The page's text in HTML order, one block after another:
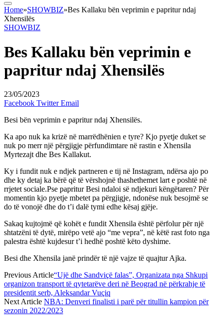
Home»SHOWBIZ»Bes Kallaku bën veprimin e papritur ndaj
Xhensilës
SHOWBIZ
Bes Kallaku bën veprimin e
papritur ndaj Xhensilës
23/05/2023
Facebook Twitter Email
Besi bën veprimin e papritur ndaj Xhensilës.
Ka apo nuk ka krizë në marrëdhënien e tyre? Kjo pyetje duket se
nuk po merr një përgjigje përfundimtare në rastin e Xhensila
Myrtezajt dhe Bes Kallakut.
Ky i fundit nuk e ndjek partneren e tij në Instagram, ndërsa ajo po
dhe ky detaj ka bërë që të vërshojnë thashethemet lart e poshtë në
rrjetet sociale.Pse papritur Besi ndaloi së ndjekuri këngëtaren? Për
momentin kjo pyetje mbetet pa përgjigje, ndonëse nuk besojmë se
do të vonojë dhe do t’i dalë tymi edhe kësaj gjëje.
Sakaq kujtojmë që kohët e fundit Xhensila është përfolur për një
shtatzëni të dytë, mirëpo vetë ajo “me vepra”, në këtë rast foto nga
palestra është kujdesur t’i hedhë poshtë këto dyshime.
Besi dhe Xhensila janë prindër të një vajze të quajtur Ajka.
Previous Article“Ujë dhe Sandviçë falas”, Organizata nga Shkupi
organizon transport të qytetarëve deri në Beograd në përkrahje të
presidentit serb, Aleksandar Vuçiq
Next Article NBA: Denveri finalisti i parë për titullin kampion për
sezonin 2022/2023